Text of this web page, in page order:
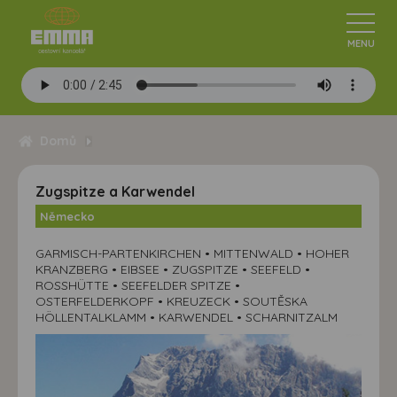
Zugspitze a Karwendel
Německo
GARMISCH-PARTENKIRCHEN • MITTENWALD • HOHER
KRANZBERG • EIBSEE • ZUGSPITZE • SEEFELD •
ROSSHÜTTE • SEEFELDER SPITZE •
OSTERFELDERKOPF • KREUZECK • SOUTĚSKA
HÖLLENTALKLAMM • KARWENDEL • SCHARNITZALM